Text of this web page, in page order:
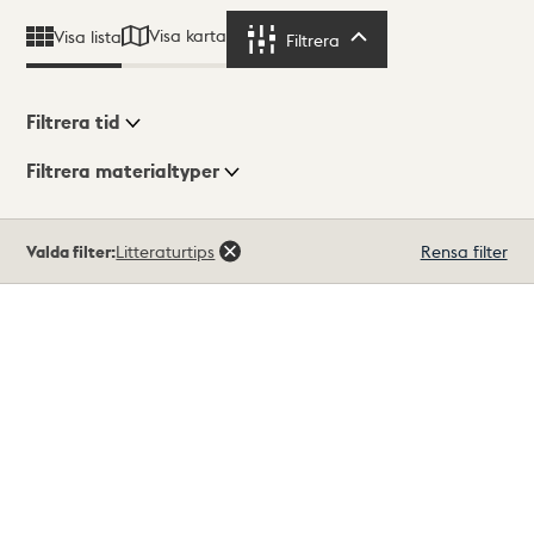
Visa lista Visa karta Filtrera
Visningsläge
Filtrera tid
Filtrera materialtyper
träffar
Valda filter:Litteraturtips Rensa filter